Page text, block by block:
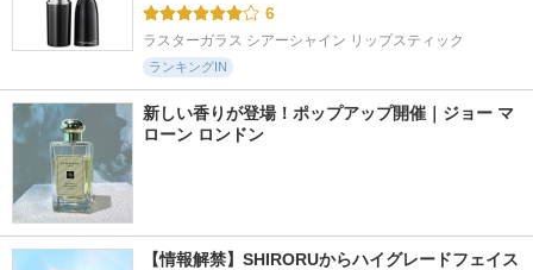
6
ラスターガラス シアーシャイン リップスティック
ランキングIN
新しい香りが登場！ポップアップ開催｜ジョー マ
ローン ロンドン
【情報解禁】SHIRORUからハイグレードフェイス